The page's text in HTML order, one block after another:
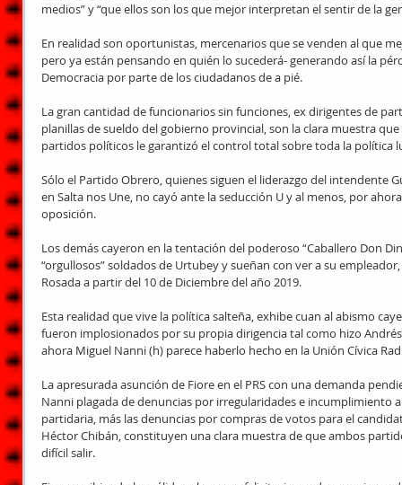
medios” y “que ellos son los que mejor interpretan el sentir de la
En realidad son oportunistas, mercenarios que se venden al que
pero ya están pensando en quién lo sucederá- generando así la
Democracia por parte de los ciudadanos de a pié.
La gran cantidad de funcionarios sin funciones, ex dirigentes de
planillas de sueldo del gobierno provincial, son la clara muestra
partidos políticos le garantizó el control total sobre toda la política
Sólo el Partido Obrero, quienes siguen el liderazgo del intendente
en Salta nos Une, no cayó ante la seducción U y al menos, por
oposición.
Los demás cayeron en la tentación del poderoso “Caballero Don
“orgullosos” soldados de Urtubey y sueñan con ver a su
Rosada a partir del 10 de Diciembre del año 2019.
Esta realidad que vive la política salteña, exhibe cuan al abismo
fueron implosionados por su propia dirigencia tal como hizo
ahora Miguel Nanni (h) parece haberlo hecho en la Unión Cívica
La apresurada asunción de Fiore en el PRS con una demanda
Nanni plagada de denuncias por irregularidades e incumplimiento
partidaria, más las denuncias por compras de votos para el
Héctor Chibán, constituyen una clara muestra de que ambos
difícil salir.